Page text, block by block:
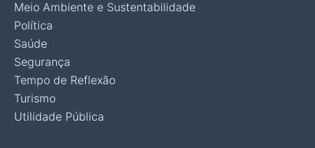
Meio Ambiente e Sustentabilidade
Política
Saúde
Segurança
Tempo de Reflexão
Turismo
Utilidade Pública